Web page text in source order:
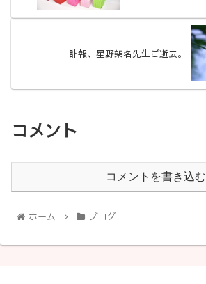
訃報、星野架名先生ご逝去。
コメント
コメントを書き込む
ホーム ブログ